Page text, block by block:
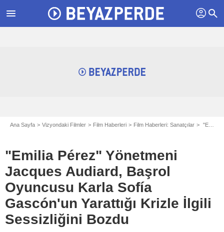
menu profil search
Ana Sayfa Vizyondaki Filmler Film Haberleri Film Haberleri: Sanatçılar "Emilia Pérez" Yönetmeni Jacques Audiard, Başrol Oyuncusu Karla Sofía Gascón'un Yarattığı Krizle İlgili Sessizliğini Bozdu
"Emilia Pérez" Yönetmeni
Jacques Audiard, Başrol
Oyuncusu Karla Sofía
Gascón'un Yarattığı Krizle İlgili
Sessizliğini Bozdu